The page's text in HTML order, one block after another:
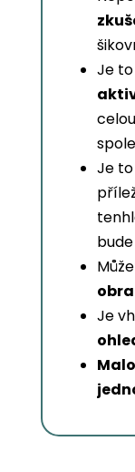
Je
Je to
Je